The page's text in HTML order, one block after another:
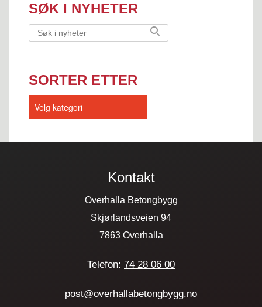
SØK I NYHETER
SORTER ETTER
Kontakt
Overhalla Betongbygg
Skjørlandsveien 94
7863 Overhalla
Telefon: 74 28 06 00
post@overhallabetongbygg.no